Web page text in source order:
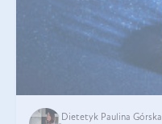
Dietetyk Paulina Górska